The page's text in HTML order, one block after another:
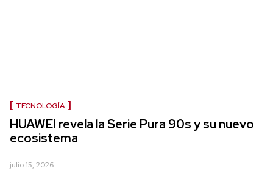
TECNOLOGÍA
HUAWEI revela la Serie Pura 90s y su nuevo
ecosistema
julio 15, 2026